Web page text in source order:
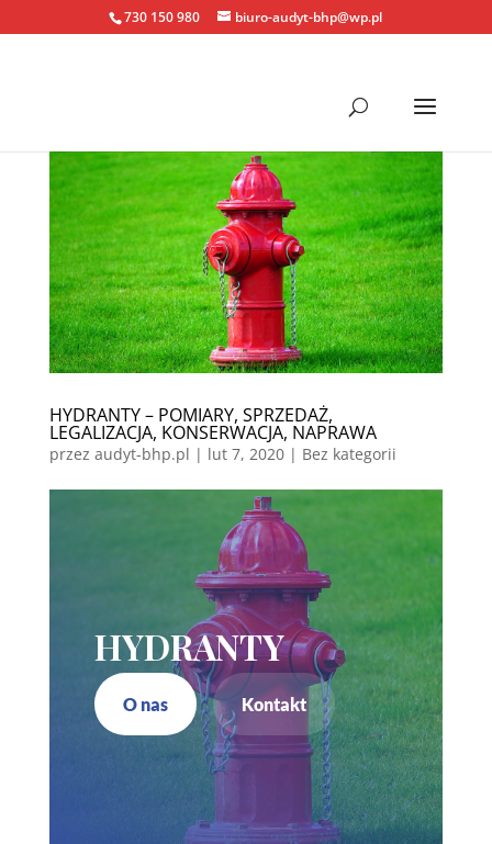
730 150 980 biuro-audyt-bhp@wp.pl
HYDRANTY – POMIARY, SPRZEDAŻ,
LEGALIZACJA, KONSERWACJA, NAPRAWA
przez audyt-bhp.pl | lut 7, 2020| Bez kategorii
HYDRANTY
O nas Kontakt